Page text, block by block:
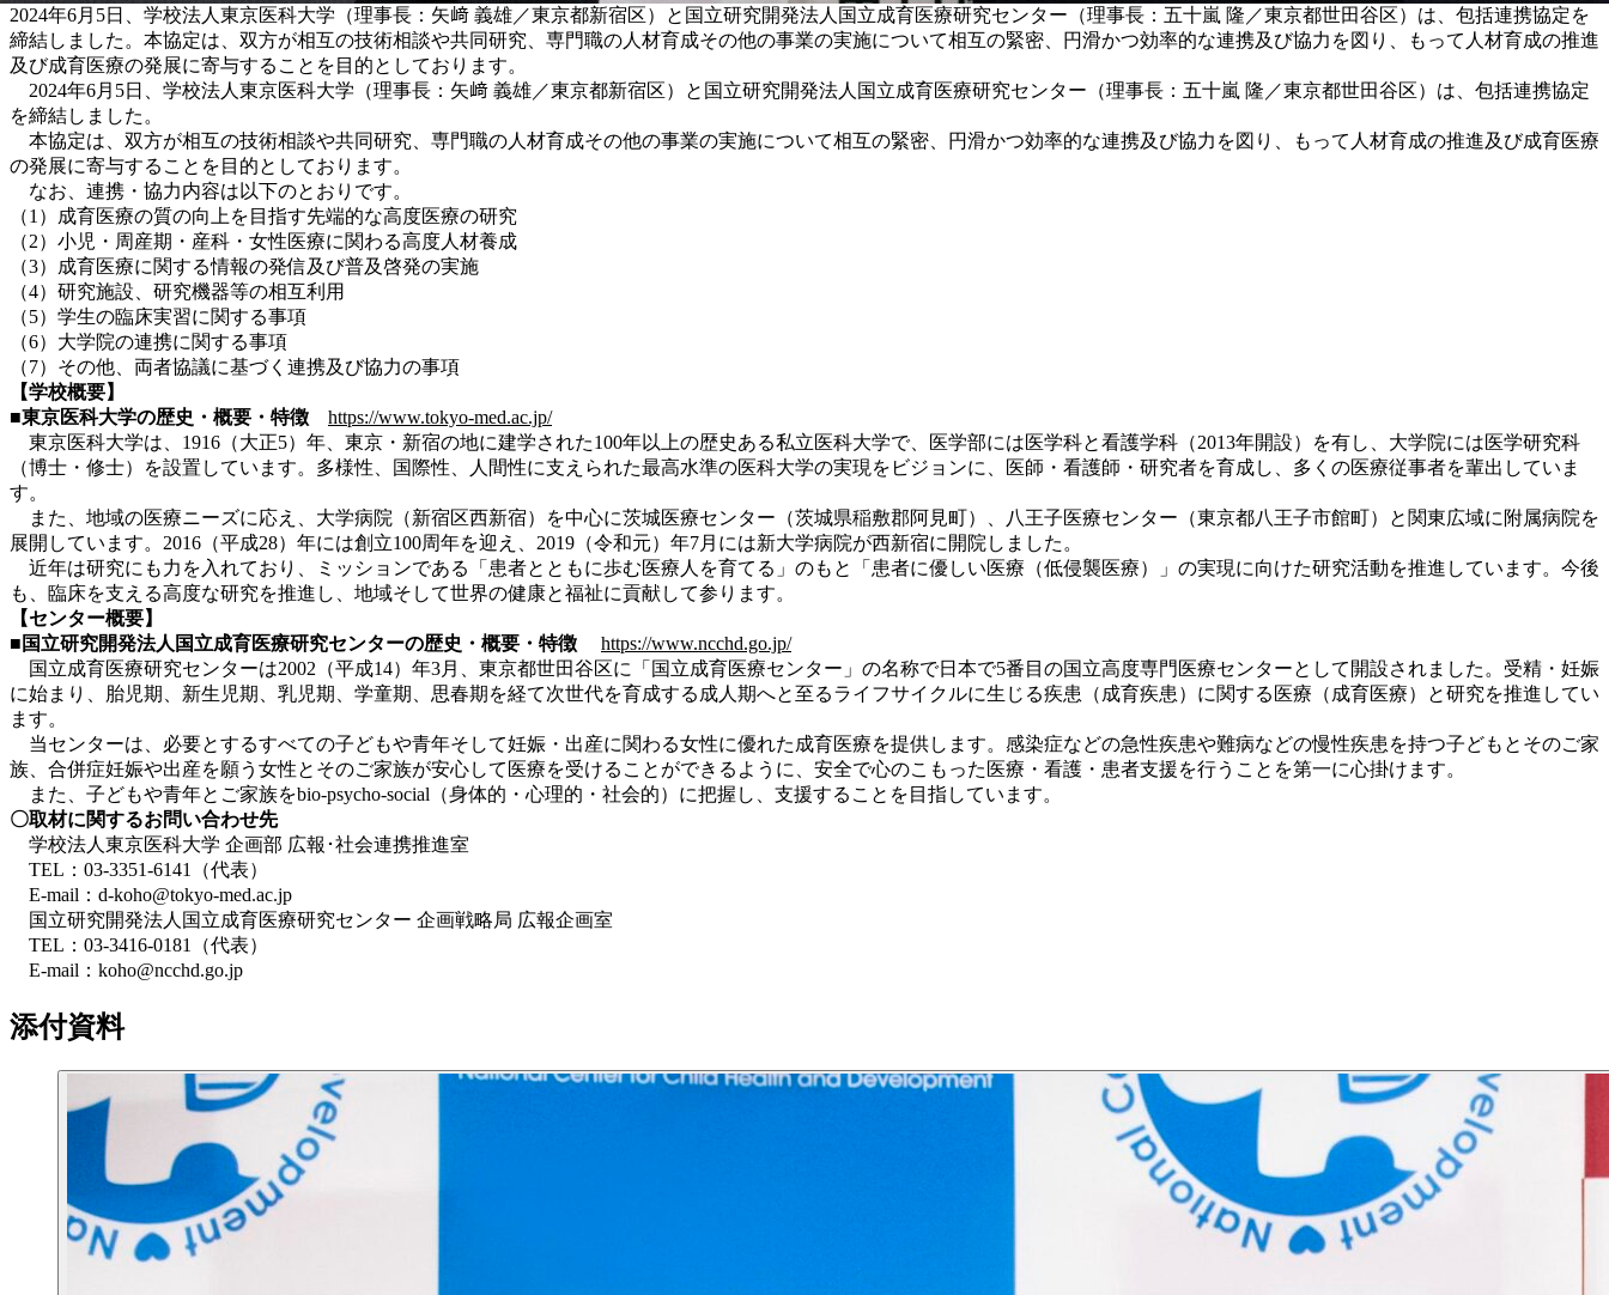
2024年6月5日、学校法人東京医科大学（理事長：矢﨑 義雄／東京都新宿区）と国立研究開発法人国立成育医療研究センター（理事長：五十嵐 隆／東京都世田谷区）は、包括連携協定を
締結しました。本協定は、双方が相互の技術相談や共同研究、専門職の人材育成その他の事業の実施について相互の緊密、円滑かつ効率的な連携及び協力を図り、もって人材育成の推進
及び成育医療の発展に寄与することを目的としております。
2024年6月5日、学校法人東京医科大学（理事長：矢﨑 義雄／東京都新宿区）と国立研究開発法人国立成育医療研究センター（理事長：五十嵐 隆／東京都世田谷区）は、包括連携協定
を締結しました。
本協定は、双方が相互の技術相談や共同研究、専門職の人材育成その他の事業の実施について相互の緊密、円滑かつ効率的な連携及び協力を図り、もって人材育成の推進及び成育医療
の発展に寄与することを目的としております。
なお、連携・協力内容は以下のとおりです。
（1）成育医療の質の向上を目指す先端的な高度医療の研究
（2）小児・周産期・産科・女性医療に関わる高度人材養成
（3）成育医療に関する情報の発信及び普及啓発の実施
（4）研究施設、研究機器等の相互利用
（5）学生の臨床実習に関する事項
（6）大学院の連携に関する事項
（7）その他、両者協議に基づく連携及び協力の事項
【学校概要】
■東京医科大学の歴史・概要・特徴
https://www.tokyo-med.ac.jp/
東京医科大学は、1916（大正5）年、東京・新宿の地に建学された100年以上の歴史ある私立医科大学で、医学部には医学科と看護学科（2013年開設）を有し、大学院には医学研究科
（博士・修士）を設置しています。多様性、国際性、人間性に支えられた最高水準の医科大学の実現をビジョンに、医師・看護師・研究者を育成し、多くの医療従事者を輩出していま
す。
また、地域の医療ニーズに応え、大学病院（新宿区西新宿）を中心に茨城医療センター（茨城県稲敷郡阿見町）、八王子医療センター（東京都八王子市館町）と関東広域に附属病院を
展開しています。2016（平成28）年には創立100周年を迎え、2019（令和元）年7月には新大学病院が西新宿に開院しました。
近年は研究にも力を入れており、ミッションである「患者とともに歩む医療人を育てる」のもと「患者に優しい医療（低侵襲医療）」の実現に向けた研究活動を推進しています。今後
も、臨床を支える高度な研究を推進し、地域そして世界の健康と福祉に貢献して参ります。
【センター概要】
■国立研究開発法人国立成育医療研究センターの歴史・概要・特徴
https://www.ncchd.go.jp/
国立成育医療研究センターは2002（平成14）年3月、東京都世田谷区に「国立成育医療センター」の名称で日本で5番目の国立高度専門医療センターとして開設されました。受精・妊娠
に始まり、胎児期、新生児期、乳児期、学童期、思春期を経て次世代を育成する成人期へと至るライフサイクルに生じる疾患（成育疾患）に関する医療（成育医療）と研究を推進してい
ます。
当センターは、必要とするすべての子どもや青年そして妊娠・出産に関わる女性に優れた成育医療を提供します。感染症などの急性疾患や難病などの慢性疾患を持つ子どもとそのご家
族、合併症妊娠や出産を願う女性とそのご家族が安心して医療を受けることができるように、安全で心のこもった医療・看護・患者支援を行うことを第一に心掛けます。
また、子どもや青年とご家族をbio-psycho-social（身体的・心理的・社会的）に把握し、支援することを目指しています。
〇取材に関するお問い合わせ先
学校法人東京医科大学 企画部 広報･社会連携推進室
TEL：03-3351-6141（代表）
E-mail：d-koho@tokyo-med.ac.jp
国立研究開発法人国立成育医療研究センター 企画戦略局 広報企画室
TEL：03-3416-0181（代表）
E-mail：koho@ncchd.go.jp
添付資料